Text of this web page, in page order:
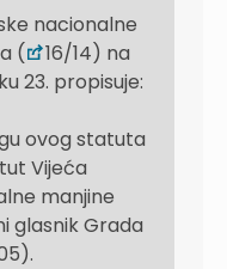
nacionalne
(
16/14) na
23. propisuje:
ovog statuta
Vijeća
manjine
glasnik Grada